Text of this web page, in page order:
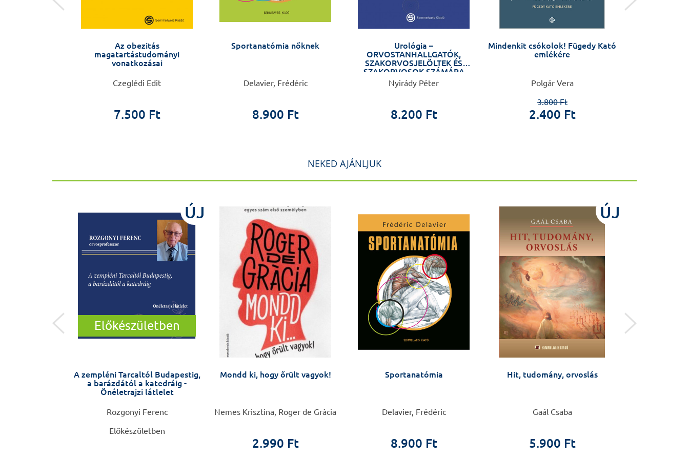
Az obezitás
magatartástudományi
vonatkozásai
Czeglédi Edit
7.500 Ft
Sportanatómia nőknek
Delavier, Frédéric
8.900 Ft
Urológia –
ORVOSTANHALLGATÓK,
SZAKORVOSJELÖLTEK ÉS
SZAKORVOSOK SZÁMÁRA
Nyirády Péter
8.200 Ft
Mindenkit csókolok! Fügedy Kató
emlékére
Polgár Vera
3.800 Ft
2.400 Ft
NEKED AJÁNLJUK
ÚJ
Előkészületben
A zempléni Tarcaltól Budapestig,
a barázdától a katedráig -
Önéletrajzi látlelet
Rozgonyi Ferenc
Előkészületben
Mondd ki, hogy őrült vagyok!
Nemes Krisztina, Roger de Gràcia
2.990 Ft
Sportanatómia
Delavier, Frédéric
8.900 Ft
ÚJ
Hit, tudomány, orvoslás
Gaál Csaba
5.900 Ft